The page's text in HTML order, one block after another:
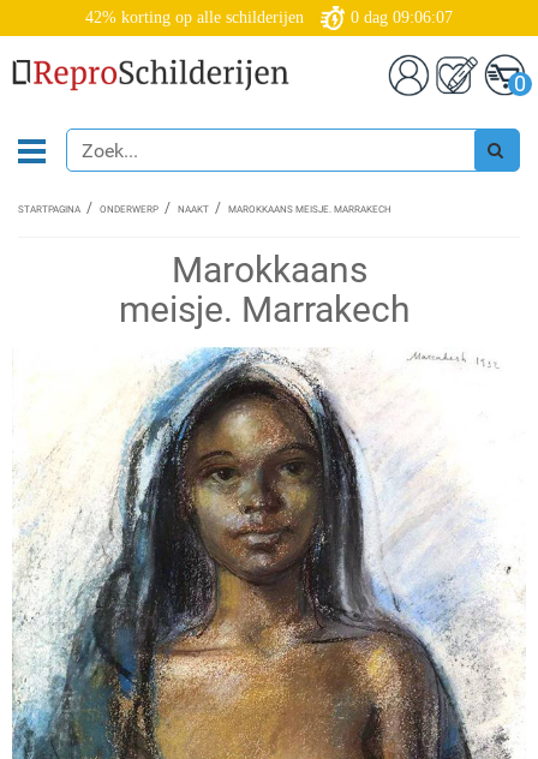
42% korting op alle schilderijen 0 dag 09:06:07
0
STARTPAGINA ONDERWERP NAAKT MAROKKAANS MEISJE. MARRAKECH
Marokkaans
meisje. Marrakech